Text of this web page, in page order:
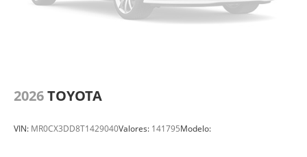
2026TOYOTA
VIN: MR0CX3DD8T1429040Valores: 141795Modelo: